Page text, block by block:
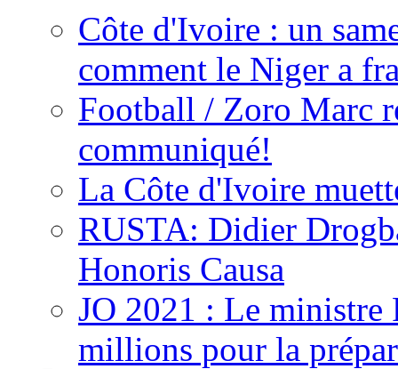
Côte d'Ivoire : un
comment le Niger a
Football / Zoro Marc
communiqué!
La Côte d'Ivoire
RUSTA: Didier
Honoris Causa
JO 2021 : Le ministre
millions pour la